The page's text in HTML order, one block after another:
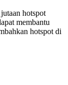
hotspot
membantu
hotspot di